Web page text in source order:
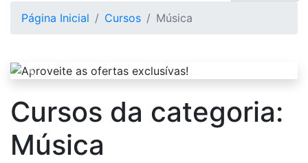
Página Inicial Cursos Música
Cursos da categoria:
Música